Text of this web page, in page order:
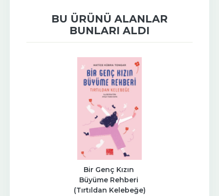
BU ÜRÜNÜ ALANLAR
BUNLARI ALDI
Bir Genç Kızın
Büyüme Rehberi
(Tırtıldan Kelebeğe)